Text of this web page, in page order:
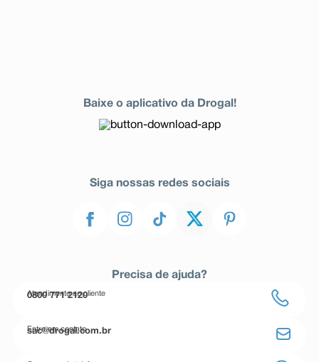
Baixe o aplicativo da Drogal!
Siga nossas redes sociais
Precisa de ajuda?
Atendimento ao cliente
0800 771 2120
Entre em contato
sac@drogal.com.br